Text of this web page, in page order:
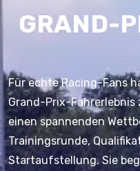
GRAND-
Für echte Racing-Fans
Grand-Prix-Fahrerlebnis
einen spannenden
Trainingsrunde,
Startaufstellung. Sie